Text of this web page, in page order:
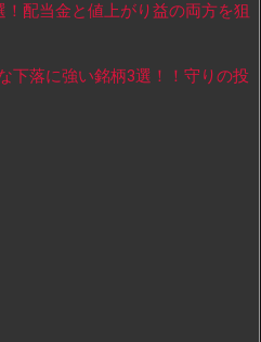
！配当金と値上がり益の両方を狙
下落に強い銘柄3選！！守りの投